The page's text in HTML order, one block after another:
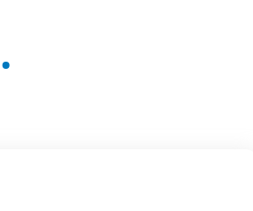
.